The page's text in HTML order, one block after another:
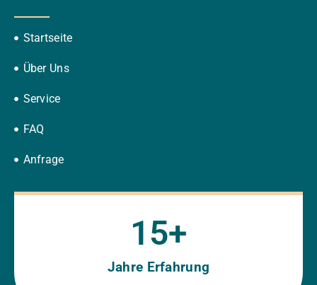
Startseite
Über Uns
Service
FAQ
Anfrage
Jahre Erfahrung
15+